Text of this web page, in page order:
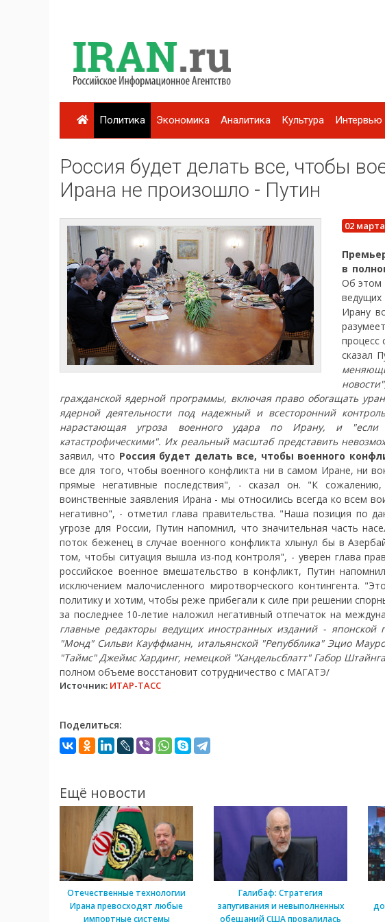
Политика Экономика Аналитика Культура Интервью
Россия будет делать все, чтобы
Ирана не произошло - Путин
02
в
Об этом
Ирану
процесс
сказал
гражданской ядерной программы, включая право обогащать
ядерной деятельности под надежный и всесторонний
нарастающая угроза военного удара по Ирану, и "если
катастрофическими". Их реальный масштаб представить
заявил, что Россия будет делать все, чтобы военного
все для того, чтобы военного конфликта ни в самом Иране, ни
прямые негативные последствия", - сказал он. "К
воинственные заявления Ирана - мы относились всегда ко всем
негативно", - отметил глава правительства. "Наша позиция по
угрозе для России, Путин напомнил, что значительная часть
поток беженец в случае военного конфликта хлынул бы в
том, чтобы ситуация вышла из-под контроля", - уверен глава
российское военное вмешательство в конфликт, Путин
исключением малочисленного миротворческого контингента.
политику и хотим, чтобы реже прибегали к силе при решении
за последнее 10-летие наложил негативный отпечаток на
главные редакторы ведущих иностранных изданий - японской
"Монд" Сильви Кауффманн, итальянской "Репубблика" Эцио
"Таймс" Джеймс Хардинг, немецкой "Хандельсблатт" Габор
полном объеме восстановит сотрудничество с МАГАТЭ/
Источник: ИТАР-ТАСС
Поделиться:
Ещё новости
Отечественные технологии
Ирана превосходят любые
импортные системы
Галибаф: Стратегия
запугивания и невыполненных
обещаний США провалилась